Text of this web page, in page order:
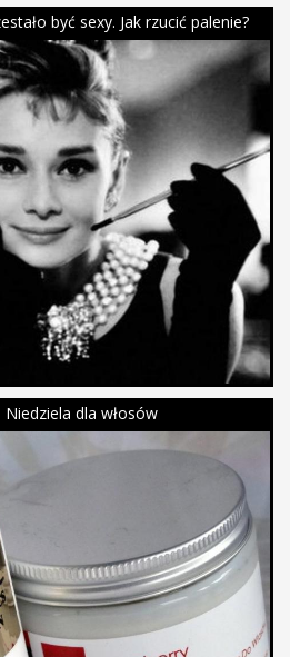
być sexy. Jak rzucić palenie?
dla włosów